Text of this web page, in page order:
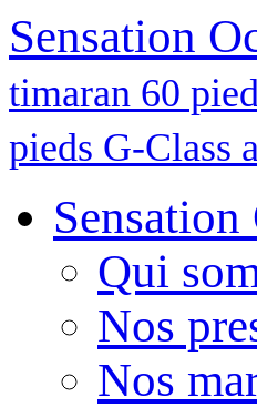
Sensation
timaran 60
pieds G-Class
Sensation
Qui
Nos
Nos